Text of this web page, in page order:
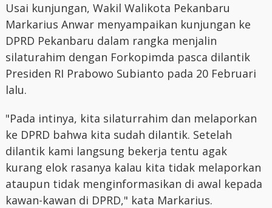
Usai kunjungan, Wakil Walikota Pekanbaru
Markarius Anwar menyampaikan kunjungan ke
DPRD Pekanbaru dalam rangka menjalin
silaturahim dengan Forkopimda pasca dilantik
Presiden RI Prabowo Subianto pada 20 Februari
lalu.
"Pada intinya, kita silaturrahim dan melaporkan
ke DPRD bahwa kita sudah dilantik. Setelah
dilantik kami langsung bekerja tentu agak
kurang elok rasanya kalau kita tidak melaporkan
ataupun tidak menginformasikan di awal kepada
kawan-kawan di DPRD," kata Markarius.